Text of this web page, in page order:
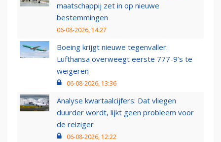
maatschappij zet in op nieuwe
bestemmingen
06-08-2026, 14:27
Boeing krijgt nieuwe tegenvaller:
Lufthansa overweegt eerste 777-9’s te
weigeren
06-08-2026, 13:36
Analyse kwartaalcijfers: Dat vliegen
duurder wordt, lijkt geen probleem voor
de reiziger
06-08-2026, 12:22